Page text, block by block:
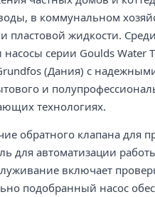
в коммунальном
пластовой жидкости.
серии Goulds Water
(Дания) с
и
технологиях.
обратного клапана для
для автоматизации
включает
подобранный насос